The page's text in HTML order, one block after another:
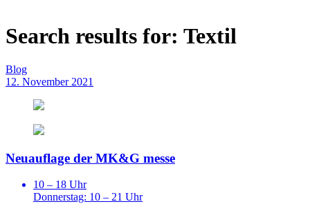
Search results for: Textil
Blog
12. November 2021
Neuauflage der MK&G messe
10 – 18 Uhr
Donnerstag: 10 – 21 Uhr